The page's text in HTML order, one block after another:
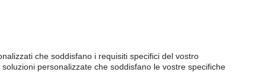
che soddisfano i requisiti specifici del vostro
personalizzate che soddisfano le vostre specifiche